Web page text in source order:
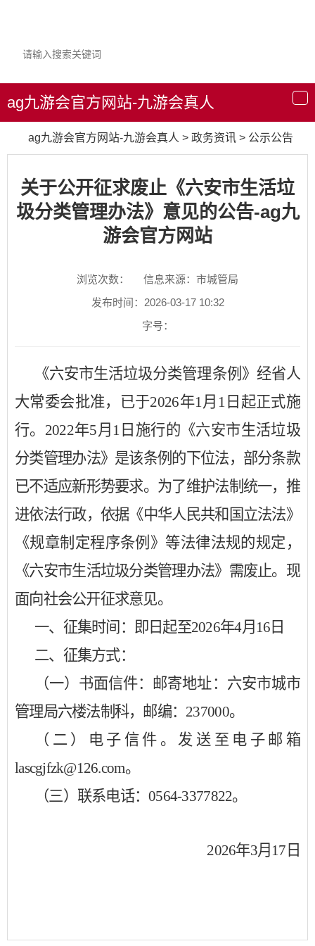
导
航
ag九游会官方网站-九游会真人
ag九游会官方网站-九游会真人 > 政务资讯 > 公示公告
关于公开征求废止《六安市生活垃
圾分类管理办法》意见的公告-ag九
游会官方网站
浏览次数：
信息来源：市城管局
发布时间：2026-03-17 10:32
字号：
《六安市生活垃圾分类管理条例》经省人
大常委会批准，已于2026年1月1日起正式施
行。2022年5月1日施行的《六安市生活垃圾
分类管理办法》是该条例的下位法，部分条款
已不适应新形势要求。为了维护法制统一，推
进依法行政，依据《中华人民共和国立法法》
《规章制定程序条例》等法律法规的规定，
《六安市生活垃圾分类管理办法》需废止。现
面向社会公开征求意见。
一、征集时间：即日起至2026年4月16日
二、征集方式：
（一）书面信件：邮寄地址：六安市城市
管理局六楼法制科，邮编： 237000。
（二）电子信件。发送至电子邮箱
lascgjfzk@126.com。
（三）联系电话：0564-3377822。
2026年3月17日